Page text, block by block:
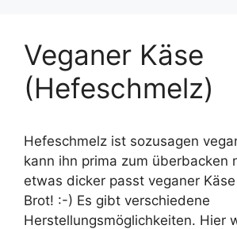
Veganer Käse
(Hefeschmelz)
Hefeschmelz ist sozusagen
kann ihn prima zum überbacken
etwas dicker passt veganer Käse
Brot! :-) Es gibt verschiedene
Herstellungsmöglichkeiten. Hier